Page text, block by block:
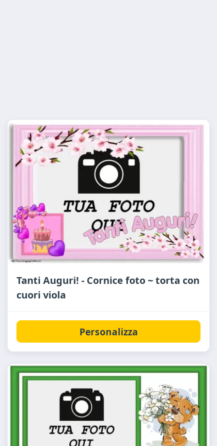
Tanti Auguri! - Cornice foto ~ torta con
cuori viola
Personalizza